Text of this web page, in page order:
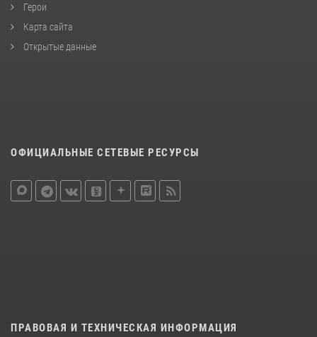
Герои
Карта сайта
Открытые данные
ОФИЦИАЛЬНЫЕ СЕТЕВЫЕ РЕСУРСЫ
ПРАВОВАЯ И ТЕХНИЧЕСКАЯ ИНФОРМАЦИЯ